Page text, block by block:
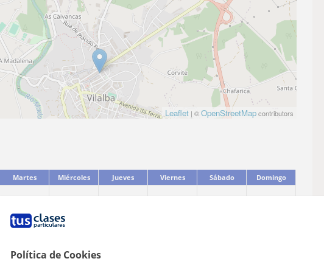
Política de Cookies
Leaflet | ©OpenStreetMapcontributors
Martes Miércoles Jueves Viernes Sábado
Domingo